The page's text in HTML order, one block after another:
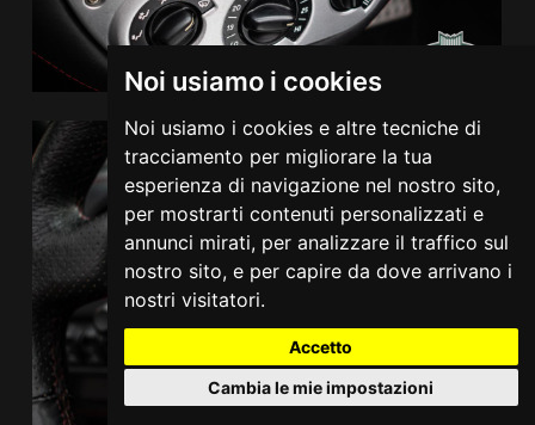
Noi usiamo i cookies
Noi usiamo i cookies e altre tecniche di
tracciamento per migliorare la tua
esperienza di navigazione nel nostro sito,
per mostrarti contenuti personalizzati e
annunci mirati, per analizzare il traffico sul
nostro sito, e per capire da dove arrivano i
nostri visitatori.
Accetto
Cambia le mie impostazioni